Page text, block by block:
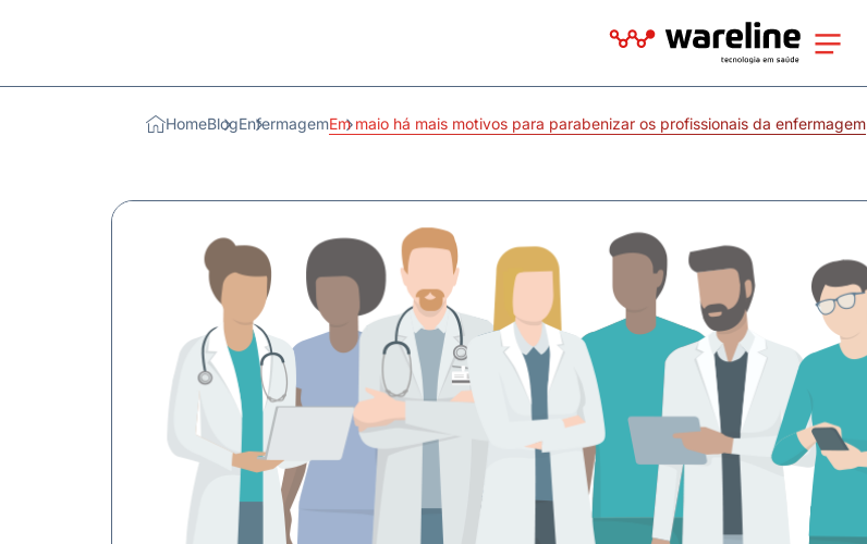
HomeBlogEnfermagemEm maio há mais motivos para parabenizar os profissionais da enfermagem